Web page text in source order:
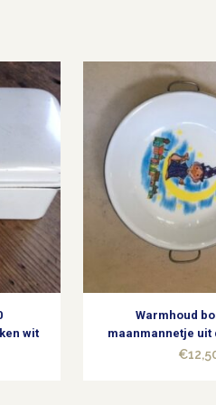
wit
Warmhoud
maanmannetje uit
€